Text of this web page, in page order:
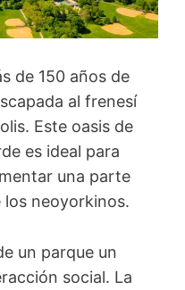
de 150 años de
al frenesí
Este oasis de
es ideal para
una parte
neoyorkinos.
un parque un
social. La